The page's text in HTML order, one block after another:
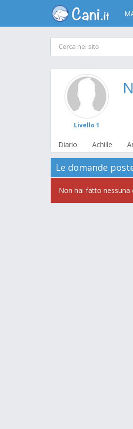
Livello 1
Diario Achille
Le domande
Non hai fatto nessuna